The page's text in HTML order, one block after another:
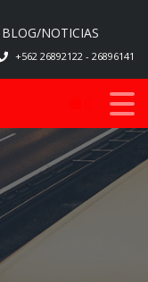
BLOG/NOTICIAS
+562 26892122 - 26896141